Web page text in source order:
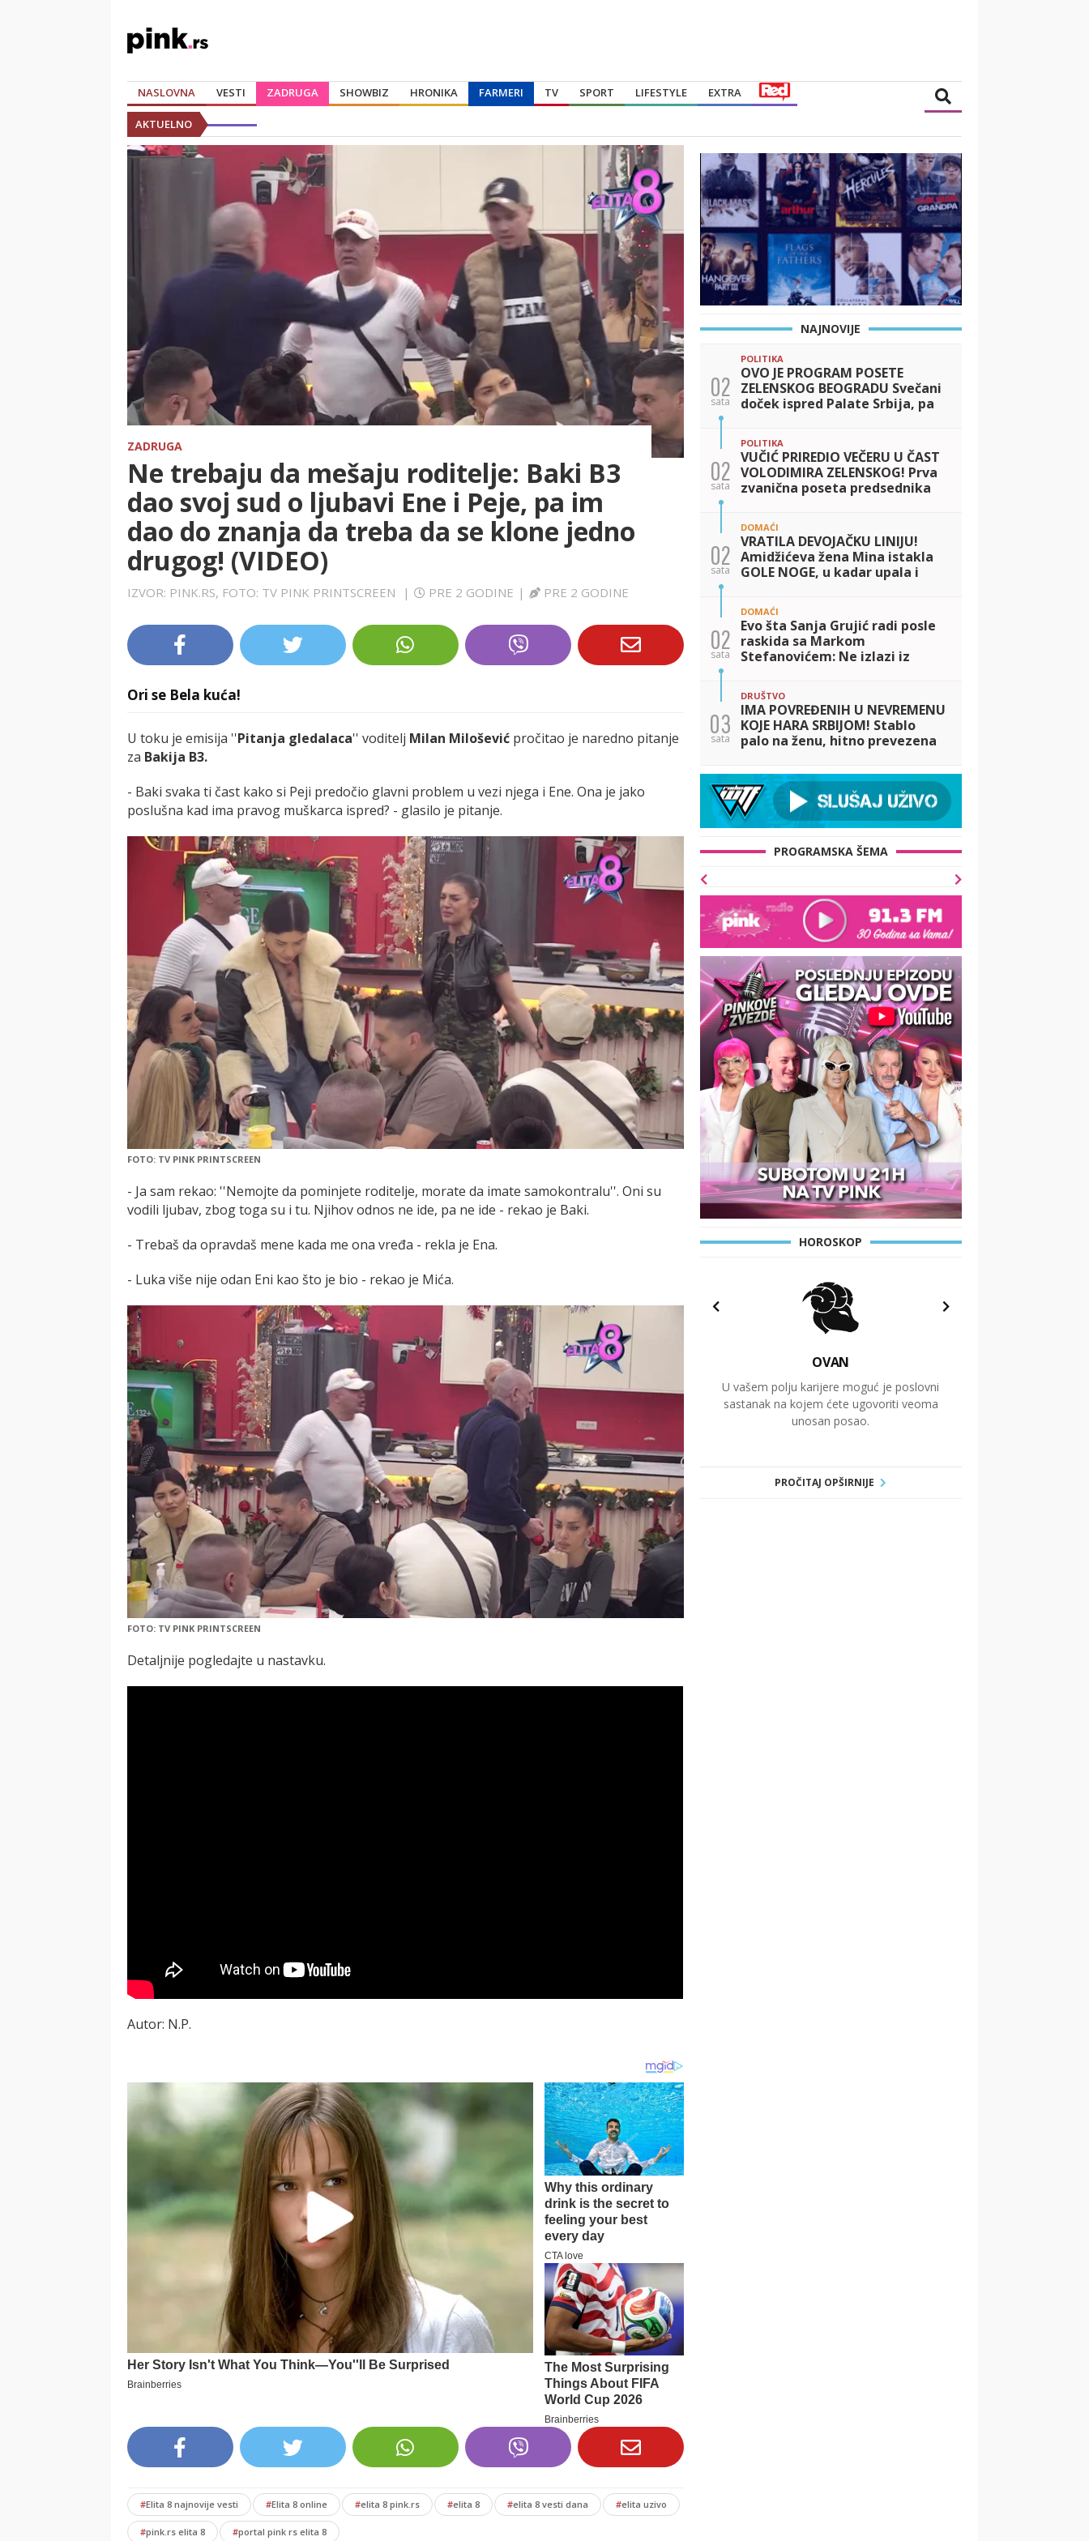
NASLOVNA VESTI ZADRUGA SHOWBIZ HRONIKA FARMERI TV SPORT LIFESTYLE EXTRA
AKTUELNO
ZADRUGA
Ne trebaju da mešaju roditelje: Baki B3
dao svoj sud o ljubavi Ene i Peje, pa im
dao do znanja da treba da se klone jedno
drugog! (VIDEO)
IZVOR: PINK.RS, FOTO: TV PINK PRINTSCREEN | PRE 2 GODINE | PRE 2 GODINE
Ori se Bela kuća!
U toku je emisija ''Pitanja gledalaca'' voditelj Milan Milošević pročitao je naredno pitanje
za Bakija B3.
- Baki svaka ti čast kako si Peji predočio glavni problem u vezi njega i Ene. Ona je jako
poslušna kad ima pravog muškarca ispred? - glasilo je pitanje.
FOTO: TV PINK PRINTSCREEN
- Ja sam rekao: ''Nemojte da pominjete roditelje, morate da imate samokontralu''. Oni su
vodili ljubav, zbog toga su i tu. Njihov odnos ne ide, pa ne ide - rekao je Baki.
- Trebaš da opravdaš mene kada me ona vređa - rekla je Ena.
- Luka više nije odan Eni kao što je bio - rekao je Mića.
FOTO: TV PINK PRINTSCREEN
Detaljnije pogledajte u nastavku.
Autor: N.P.
#Elita 8 najnovije vesti #Elita 8 online #elita 8 pink.rs #elita 8 #elita 8 vesti dana #elita uzivo
#pink.rs elita 8 #portal pink rs elita 8
NAJNOVIJE
02
sata
POLITIKA
OVO JE PROGRAM POSETE
ZELENSKOG BEOGRADU Svečani
doček ispred Palate Srbija, pa
sporazuma
02
sata
POLITIKA
VUČIĆ PRIREDIO VEČERU U ČAST
VOLODIMIRA ZELENSKOG! Prva
zvanična poseta predsednika
razgovarala o saradnji dve
zemlje
02
sata
DOMAĆI
VRATILA DEVOJAČKU LINIJU!
Amidžićeva žena Mina istakla
GOLE NOGE, u kadar upala i
bikiniju... (FOTO)
02
sata
DOMAĆI
Evo šta Sanja Grujić radi posle
raskida sa Markom
Stefanovićem: Ne izlazi iz
bolje nije izgledala! (FOTO)
03
sata
DRUŠTVO
IMA POVREĐENIH U NEVREMENU
KOJE HARA SRBIJOM! Stablo
palo na ženu, hitno prevezena
stabla, pogledajte STRAŠNE
PRIZORE
PROGRAMSKA ŠEMA
HOROSKOP
OVAN
U vašem polju karijere moguć je poslovni
sastanak na kojem ćete ugovoriti veoma
unosan posao.
PROČITAJ OPŠIRNIJE